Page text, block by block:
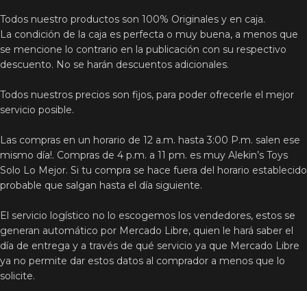
Todos nuestro productos son 100% Originales y en caja.
La condición de la caja es perfecta o muy buena, a menos que
se mencione lo contrario en la publicación con su respectivo
descuento. No se harán descuentos adicionales.
Todos nuestros precios son fijos, para poder ofrecerle el mejor
servicio posible.
Las compras en un horario de 12 a.m. hasta 3:00 P.m. salen ese
mismo día!. Compras de 4 p.m. a 11 pm. es muy Alekin’s Toys
Solo Lo Mejor. Si tu compra se hace fuera del horario establecido
probable que salgan hasta el día siguiente.
El servicio logístico no lo escogemos los vendedores, estos se
generan automático por Mercado Libre, quien le hará saber el
día de entrega y a través de qué servicio ya que Mercado Libre
ya no permite dar estos datos al comprador a menos que lo
solicite.